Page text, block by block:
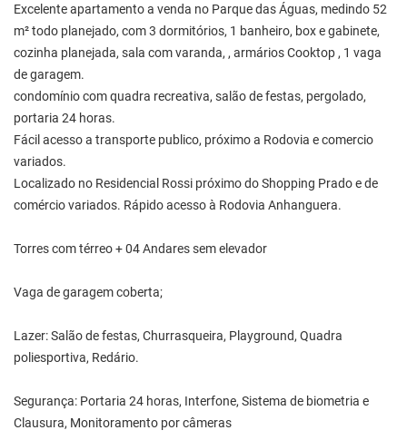
Excelente apartamento a venda no Parque das Águas, medindo 52
m² todo planejado, com 3 dormitórios, 1 banheiro, box e gabinete,
cozinha planejada, sala com varanda, , armários Cooktop , 1 vaga
de garagem.
condomínio com quadra recreativa, salão de festas, pergolado,
portaria 24 horas.
Fácil acesso a transporte publico, próximo a Rodovia e comercio
variados.
Localizado no Residencial Rossi próximo do Shopping Prado e de
comércio variados. Rápido acesso à Rodovia Anhanguera.
Torres com térreo + 04 Andares sem elevador
Vaga de garagem coberta;
Lazer: Salão de festas, Churrasqueira, Playground, Quadra
poliesportiva, Redário.
Segurança: Portaria 24 horas, Interfone, Sistema de biometria e
Clausura, Monitoramento por câmeras